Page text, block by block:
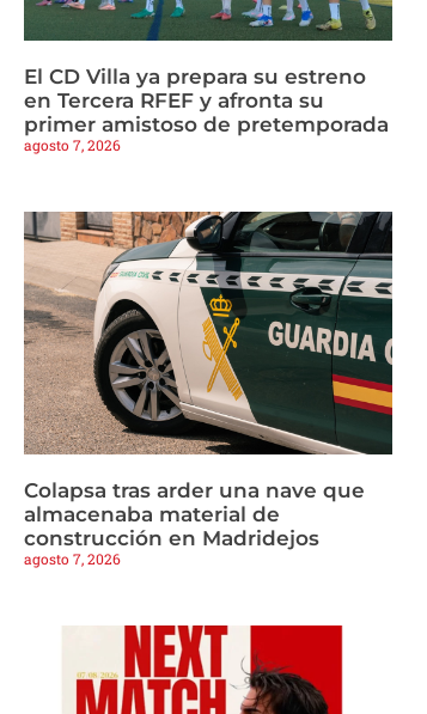
El CD Villa ya prepara su estreno
en Tercera RFEF y afronta su
primer amistoso de pretemporada
agosto 7, 2026
Colapsa tras arder una nave que
almacenaba material de
construcción en Madridejos
agosto 7, 2026